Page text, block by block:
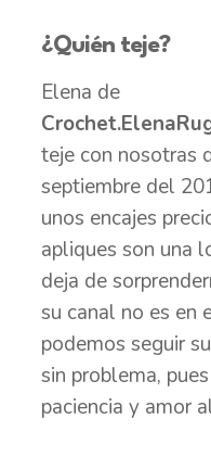
¿Quién teje?
Elena de
teje con nosotras
septiembre del
unos encajes
apliques son una
deja de
su canal no es en
podemos seguir
sin problema,
paciencia y amor